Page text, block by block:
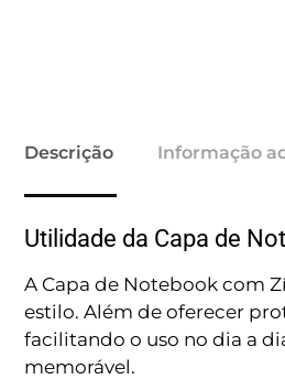
Descrição Informação
Utilidade da Capa de
A Capa de Notebook com
estilo. Além de oferecer
facilitando o uso no dia a
memorável.